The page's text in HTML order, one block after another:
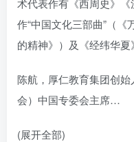
术代表作有《西周史》
作“中国文化三部曲”（
的精神》）及《经纬华夏
陈航，厚仁教育集团创
会）中国专委会主席…
(展开全部)